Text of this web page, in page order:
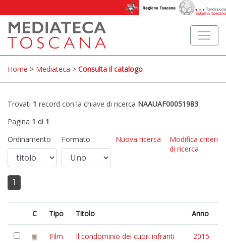
Home > Mediateca > Consulta il catalogo
Trovati 1 record con la chiave di ricerca NAAUAF00051983
Pagina 1 di 1
Ordinamento
Formato Nuova ricerca
Modifica criteri
di ricerca
1
C Tipo Titolo Anno
Film
Il condominio dei cuori infranti
2015.